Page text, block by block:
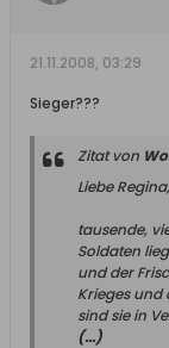
21.11.2008, 03:29
Sieger???
Zitat von
Liebe Regina,
tausende,
Soldaten
und der
Krieges und
sind sie in
(...)